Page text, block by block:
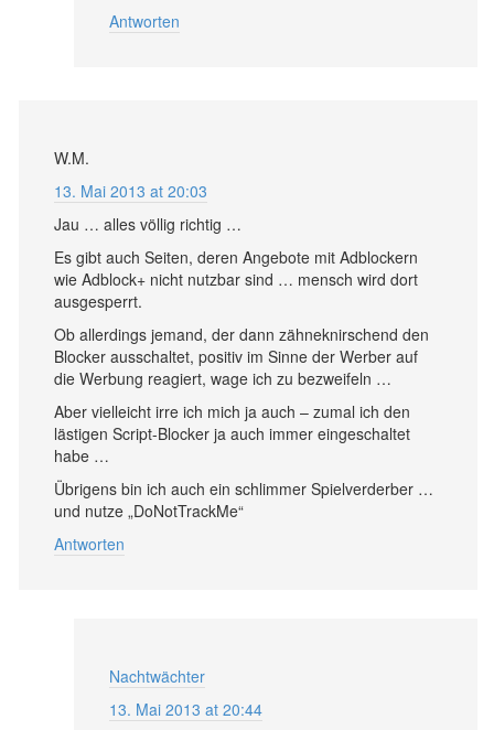
Antworten
W.M.
13. Mai 2013 at 20:03
Jau … alles völlig richtig …
Es gibt auch Seiten, deren Angebote mit Adblockern
wie Adblock+ nicht nutzbar sind … mensch wird dort
ausgesperrt.
Ob allerdings jemand, der dann zähneknirschend den
Blocker ausschaltet, positiv im Sinne der Werber auf
die Werbung reagiert, wage ich zu bezweifeln …
Aber vielleicht irre ich mich ja auch – zumal ich den
lästigen Script-Blocker ja auch immer eingeschaltet
habe …
Übrigens bin ich auch ein schlimmer Spielverderber …
und nutze „DoNotTrackMe“
Antworten
Nachtwächter
13. Mai 2013 at 20:44